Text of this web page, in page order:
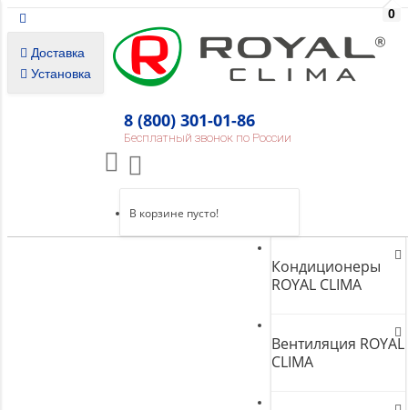
Доставка
Установка
8 (800) 301-01-86
Бесплатный звонок по России
0
В корзине пусто!
Кондиционеры
ROYAL CLIMA
Вентиляция ROYAL
CLIMA